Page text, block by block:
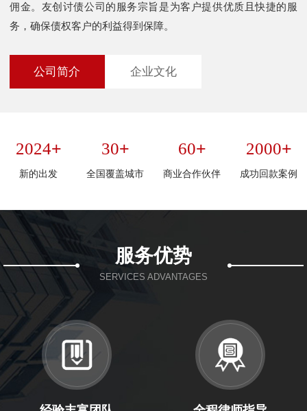
佣金。友创讨债公司的服务宗旨是为客户提供优质且快捷的服
务，确保债权客户的利益得到保障。
公司简介 企业文化
2024+
新的出发
30+
全国覆盖城市
60+
商业合作伙伴
2000+
成功回款案例
服务优势
SERVICES ADVANTAGES